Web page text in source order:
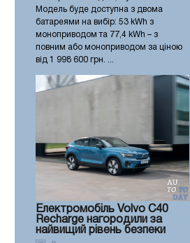
Модель буде доступна з двома
батареями на вибір: 53 kWh з
моноприводом та 77,4 kWh – з
повним або моноприводом за ціною
від 1 998 600 грн. ...
Електромобіль Volvo C40
Recharge нагородили за
найвищий рівень безпеки